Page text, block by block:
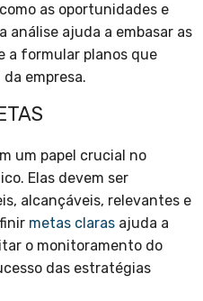
as oportunidades e
análise ajuda a embasar as
a formular planos que
empresa.
um papel crucial no
Elas devem ser
alcançáveis, relevantes e
metas claras ajuda a
o monitoramento do
das estratégias